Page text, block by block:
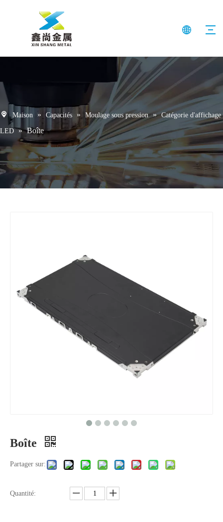
Maison » Capacités » Moulage sous pression » Catégorie d'affichage
LED » Boîte
Boîte
Partager sur:
Quantité: